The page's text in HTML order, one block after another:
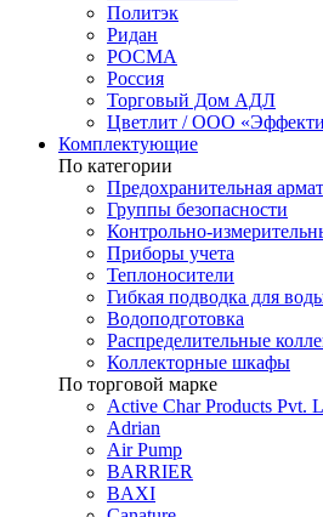
Политэк
Ридан
РОСМА
Россия
Торговый Дом АДЛ
Цветлит / ООО
Комплектующие
По категории
Предохранительная
Группы безопасности
Контрольно-
Приборы учета
Теплоносители
Гибкая подводка для
Водоподготовка
Распределительные
Коллекторные шкафы
По торговой марке
Active Char Products Pvt.
Adrian
Air Pump
BARRIER
BAXI